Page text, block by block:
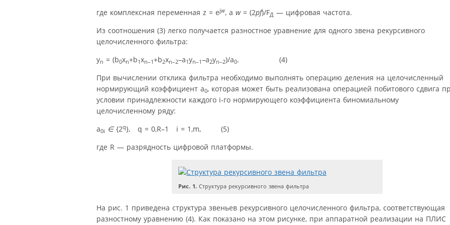
где комплексная переменная z = ejw, а w= (2pf)/FД — цифровая частота.
Из соотношения (3) легко получается разностное уравнение для одного звена рекурсивного
целочисленного фильтра:
yn = (b0xn+b1xn–1+b2xn–2–a1yn–1–a2yn–2)/a0. (4)
При вычислении отклика фильтра необходимо выполнять операцию деления на целочисленный
нормирующий коэффициент a0, которая может быть реализована операцией побитового сдвига
условии принадлежности каждого i‑го нормирующего коэффициента биномиальному
целочисленному ряду:
a0i ∈{2q}, q = 0,R–1 i = 1,m, (5)
где R — разрядность цифровой платформы.
Рис. 1. Структура рекурсивного звена фильтра
На рис. 1 приведена структура звеньев рекурсивного целочисленного фильтра, соответствующая
разностному уравнению (4). Как показано на этом рисунке, при аппаратной реализации на ПЛИС